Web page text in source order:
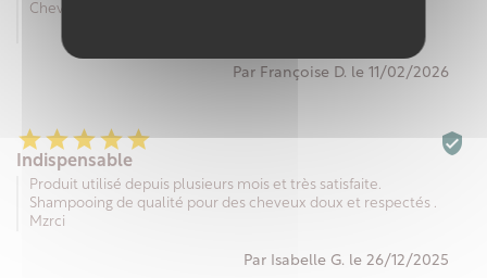
Cheveux propre plus longtemps
Par Françoise D. le 11/02/2026

Indispensable
Produit utilisé depuis plusieurs mois et très satisfaite.
Shampooing de qualité pour des cheveux doux et respectés .
Mzrci

Par Isabelle G. le 26/12/2025